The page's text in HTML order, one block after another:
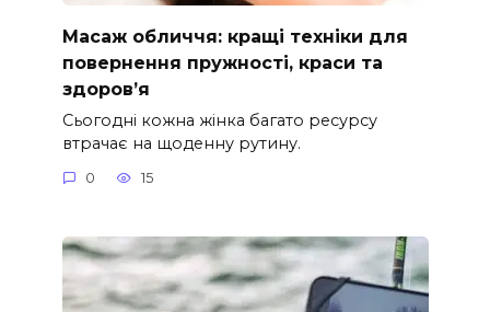
Масаж обличчя: кращі техніки для
повернення пружності, краси та
здоров’я
Сьогодні кожна жінка багато ресурсу
втрачає на щоденну рутину.
0 15